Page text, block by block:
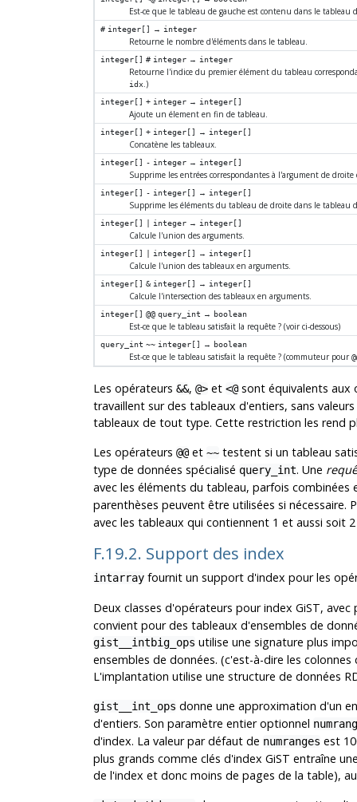
Est-ce que le tableau de gauche est contenu dans le tableau
# integer[] →integer
Retourne le nombre d'éléments dans le tableau.
integer[] # integer →integer
Retourne l'indice du premier élément du tableau
idx.)
integer[] + integer →integer[]
Ajoute un élement en fin de tableau.
integer[] + integer[] →integer[]
Concatène les tableaux.
integer[] - integer →integer[]
Supprime les entrées correspondantes à l'argument de
integer[] - integer[] →integer[]
Supprime les éléments du tableau de droite dans le tableau
integer[] integer →integer[]
Calcule l'union des arguments.
integer[] integer[] →integer[]
Calcule l'union des tableaux en arguments.
integer[] & integer[] →integer[]
Calcule l'intersection des tableaux en arguments.
integer[] @@ query_int → boolean
Est-ce que le tableau satisfait la requête ? (voir ci-dessous)
query_int ~~ integer[] → boolean
Est-ce que le tableau satisfait la requête ? (commuteur pour
Les opérateurs &&, @>et <@sont équivalents aux
travaillent sur des tableaux d'entiers, sans
tableaux de tout type. Cette restriction les rend
Les opérateurs @@et ~~testent si un tableau
type de données spécialisé query_int. Une
avec les éléments du tableau, parfois
parenthèses peuvent être utilisées si nécessaire.
avec les tableaux qui contiennent 1 et aussi soit
F.19.2. Support des index
intarrayfournit un support d'index pour les
Deux classes d'opérateurs pour index GiST,
convient pour des tableaux d'ensembles de
gist__intbig_ops utilise une signature plus
ensembles de données. (c'est-à-dire les
L'implantation utilise une structure de données
gist__int_ops donne une approximation d'un
d'entiers. Son paramètre entier optionnel
d'index. La valeur par défaut de numranges est
plus grands comme clés d'index GiST entraîne
de l'index et donc moins de pages de la table),